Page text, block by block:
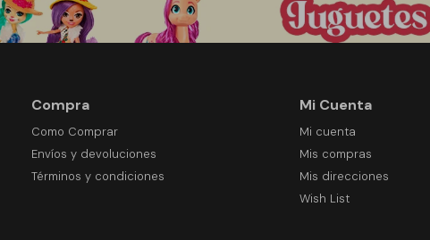
Compra
Como Comprar
Envíos y devoluciones
Términos y condiciones
Mi Cuenta
Mi cuenta
Mis compras
Mis direcciones
Wish List